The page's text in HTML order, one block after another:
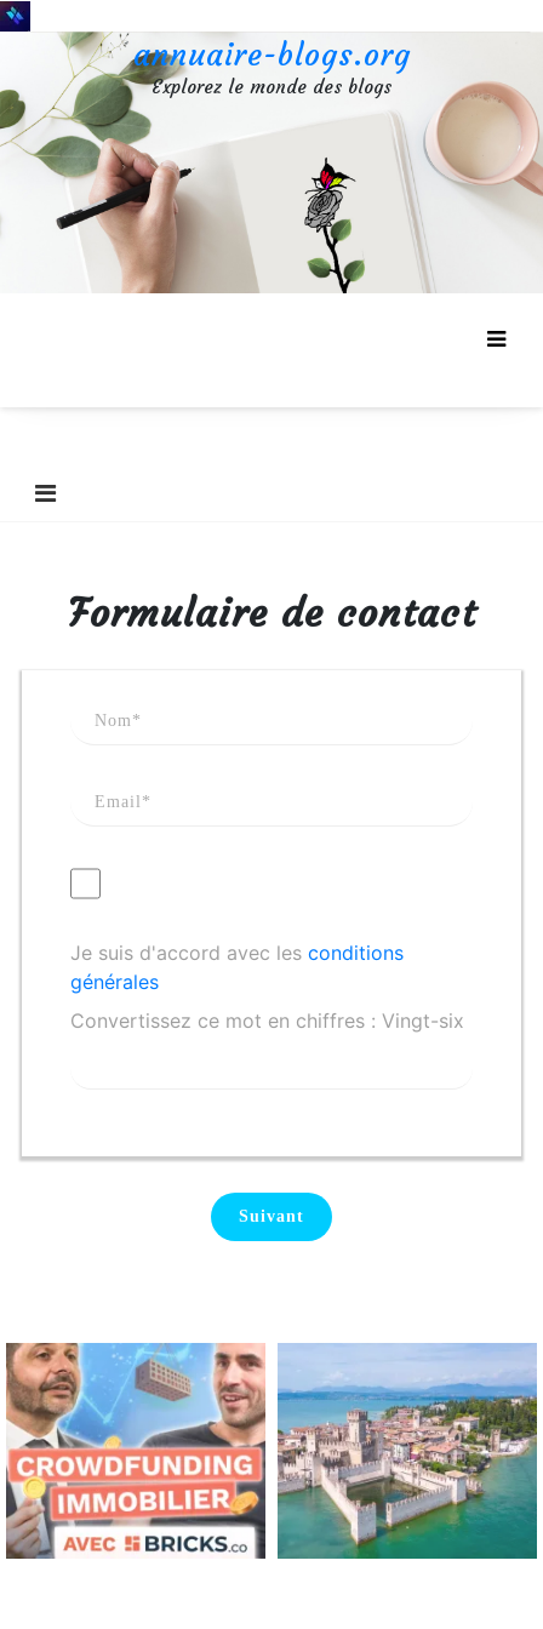
Aller
contenu
annuaire-blogs.org
Explorez le monde des blogs
Formulaire de contact
Je suis d'accord avec lesconditions
générales
Convertissez ce mot en chiffres : Vingt-six